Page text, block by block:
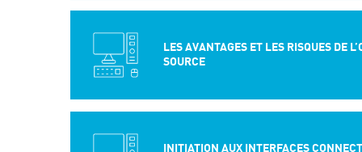
LES AVANTAGES ET LES RISQUES DE
SOURCE
INITIATION AUX INTERFACES